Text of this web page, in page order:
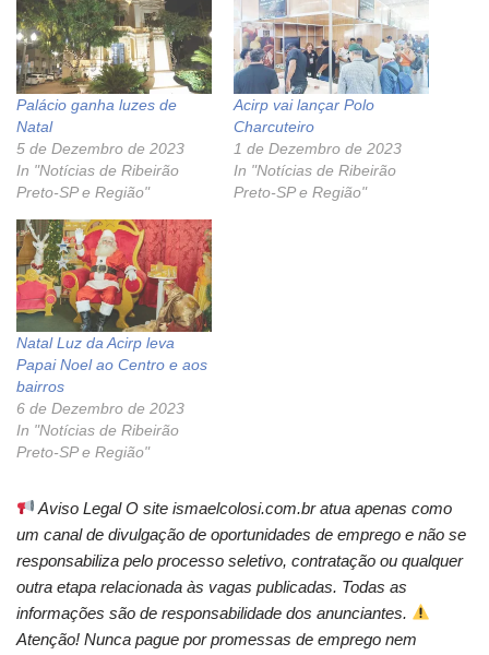
Palácio ganha luzes de
Natal
5 de Dezembro de 2023
In "Notícias de Ribeirão
Preto-SP e Região"
Acirp vai lançar Polo
Charcuteiro
1 de Dezembro de 2023
In "Notícias de Ribeirão
Preto-SP e Região"
Natal Luz da Acirp leva
Papai Noel ao Centro e aos
bairros
6 de Dezembro de 2023
In "Notícias de Ribeirão
Preto-SP e Região"
Aviso Legal O site ismaelcolosi.com.br atua apenas como
um canal de divulgação de oportunidades de emprego e não se
responsabiliza pelo processo seletivo, contratação ou qualquer
outra etapa relacionada às vagas publicadas. Todas as
informações são de responsabilidade dos anunciantes.
Atenção! Nunca pague por promessas de emprego nem